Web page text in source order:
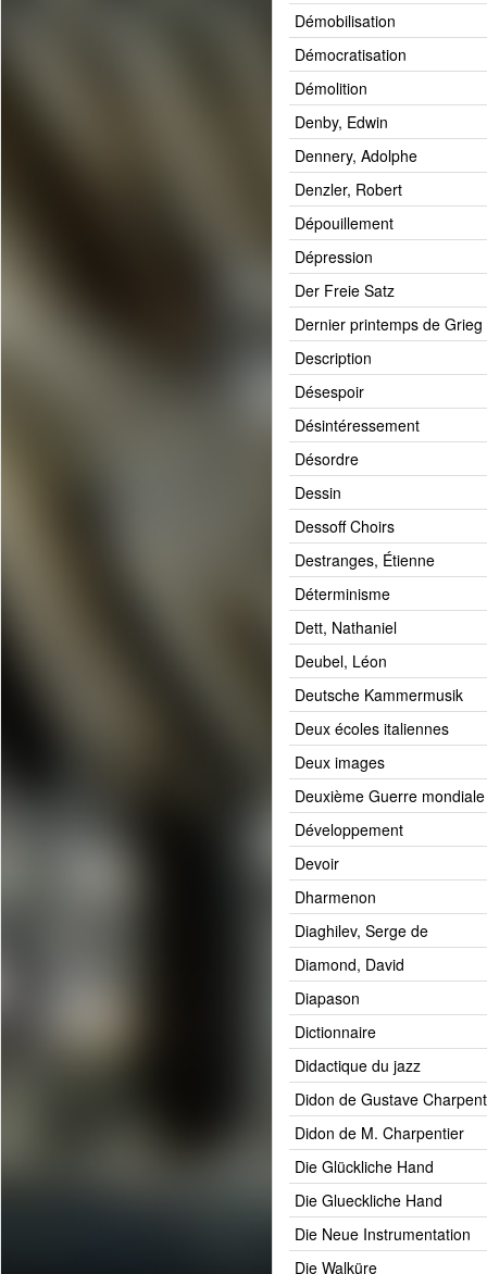
Démobilisation
Démocratisation
Démolition
Denby, Edwin
Dennery, Adolphe
Denzler, Robert
Dépouillement
Dépression
Der Freie Satz
Dernier printemps de Grieg
Description
Désespoir
Désintéressement
Désordre
Dessin
Dessoff Choirs
Destranges, Étienne
Déterminisme
Dett, Nathaniel
Deubel, Léon
Deutsche Kammermusik
Deux écoles italiennes
Deux images
Deuxième Guerre mondiale
Développement
Devoir
Dharmenon
Diaghilev, Serge de
Diamond, David
Diapason
Dictionnaire
Didactique du jazz
Didon de Gustave
Didon de M. Charpentier
Die Glückliche Hand
Die Glueckliche Hand
Die Neue Instrumentation
Die Walküre